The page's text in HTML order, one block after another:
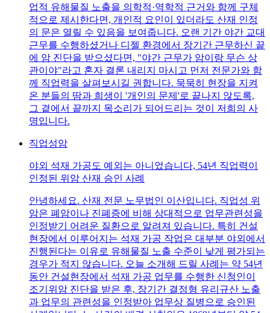
업적 유해물질 노출을 의학적·역학적 근거와 함께 구체
적으로 제시한다면, 개인적 요인이 있더라도 산재 인정
의 문은 열릴 수 있음을 보여줍니다. 오랜 기간 야간 교대
근무를 수행하셨거나 디젤 환경에서 장기간 근무하신 끝
에 암 진단을 받으셨다면, "야간 근무가 암이랑 무슨 상
관이야"라고 혼자 결론 내리지 마시고 먼저 전문가와 함
께 직업력을 살펴보시길 권합니다. 묵묵히 현장을 지켜
온 분들의 땀과 희생이 '개인의 문제'로 끝나지 않도록,
그 곁에서 끝까지 목소리가 되어드리는 것이 저희의 사
명입니다.
직업성암
야외 석재 가공도 예외는 아니었습니다, 54년 직업력이
인정된 위암 산재 승인 사례
안녕하세요. 산재 전문 노무법인 이산입니다. 직업성 위
암은 폐암이나 진폐증에 비해 상대적으로 업무관련성을
인정받기 어려운 질환으로 알려져 있습니다. 특히 건설
현장에서 이루어지는 석재 가공 작업은 대부분 야외에서
진행된다는 이유로 유해물질 노출 수준이 낮게 평가되는
경우가 적지 않습니다. 오늘 소개해 드릴 사례는 약 54년
동안 건설현장에서 석재 가공 업무를 수행한 신청인이
조기위암 진단을 받은 후, 장기간 결정형 유리규산 노출
과 업무의 관련성을 인정받아 업무상 질병으로 승인된